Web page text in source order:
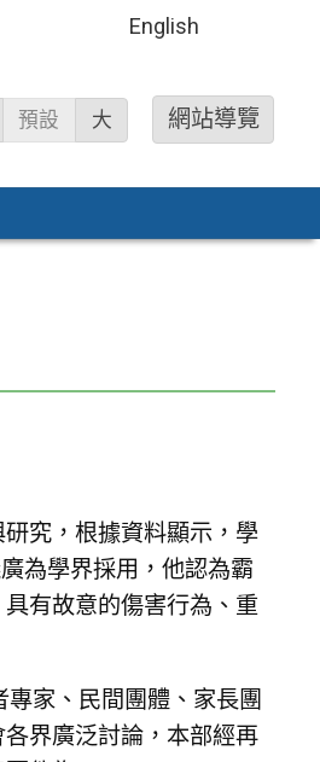
English
預設 大 網站導覽
究，根據資料顯示，學
為學界採用，他認為霸
有故意的傷害行為、重
家、民間團體、家長團
界廣泛討論，本部經再